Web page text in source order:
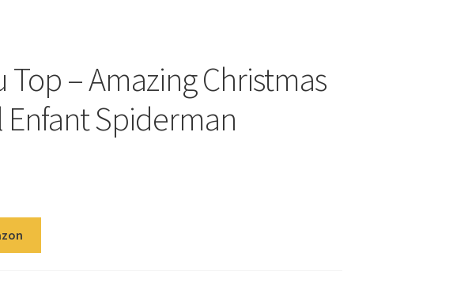
Top – Amazing Christmas
Enfant Spiderman